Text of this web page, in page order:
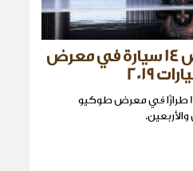
نيسان تعرض 14 سيارة في معرض
2019
ستعرض نيسان 14 طرازًا في معرض طوكيو